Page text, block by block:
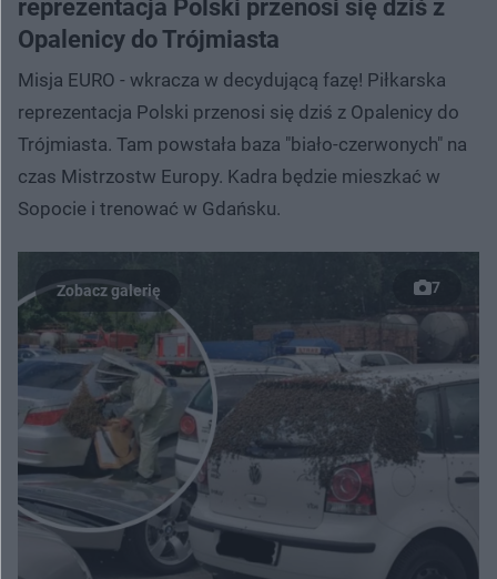
reprezentacja Polski przenosi się dziś z
Opalenicy do Trójmiasta
Misja EURO - wkracza w decydującą fazę! Piłkarska
reprezentacja Polski przenosi się dziś z Opalenicy do
Trójmiasta. Tam powstała baza "biało-czerwonych" na
czas Mistrzostw Europy. Kadra będzie mieszkać w
Sopocie i trenować w Gdańsku.
7